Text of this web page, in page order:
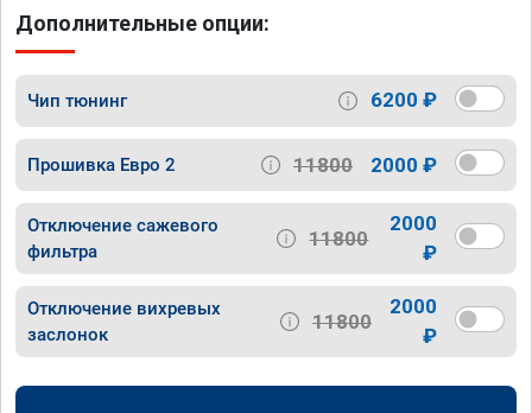
Дополнительные опции:
Чип тюнинг 6200 ₽
Прошивка Евро 2 11800 2000 ₽
Отключение сажевого
фильтра
11800
2000
₽
Отключение вихревых
заслонок
11800
2000
₽